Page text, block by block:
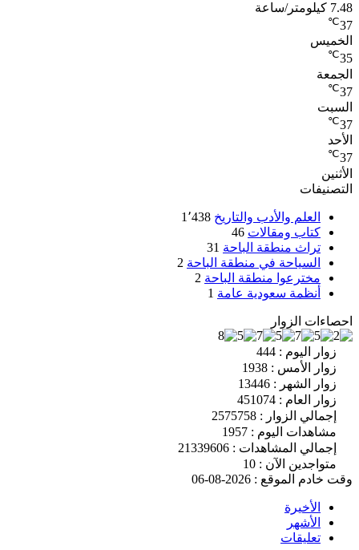
7.48 كيلومتر/ساعة
37
℃
الخميس
35
℃
الجمعة
37
℃
السبت
37
℃
الأحد
37
℃
الأثنين
التصنيفات
العلم والأدب والتاريخ 1٬438
كتاب ومقالات 46
تراث منطقة الباحة 31
السياحة في منطقة الباحة 2
مخترعوا منطقة الباحة 2
أنظمة سعودية عامة 1
احصاءات الزوار
زوار اليوم : 444
زوار الأمس : 1938
زوار الشهر : 13446
زوار العام : 451074
إجمالي الزوار : 2575758
مشاهدات اليوم : 1957
إجمالي المشاهدات : 21339606
متواجدين الآن : 10
وقت خادم الموقع : 2026-08-06
الأخيرة
الأشهر
تعليقات